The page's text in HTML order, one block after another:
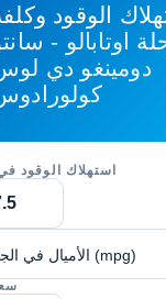
الوقود
اوتابالو -
دومينغو دي
استهلاك الوقود
الأميال في الجالون (mpg)